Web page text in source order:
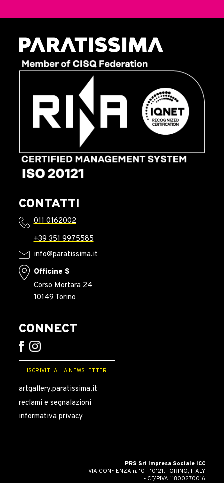
CONTATTI
011 0162002
+39 351 9975585
info@paratissima.it
Officine S
Corso Mortara 24
10149 Torino
CONNECT
ISCRIVITI ALLA NEWSLETTER
artgallery.paratissima.it
reclami e segnalazioni
informativa privacy
PRS Srl Impresa Sociale ICC
- VIA CONFIENZA n. 10 - 10121, TORINO, ITALY
- CF/PIVA 11800270016